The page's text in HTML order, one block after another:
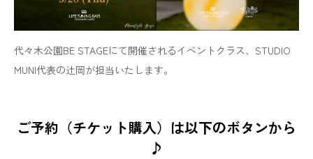
代々木公園BE STAGEにて開催されるイベントクラス、STUDIO
MUNI代表の辻岡が担当いたします。
ご予約（チケット購入）は以下のボタンから
♪